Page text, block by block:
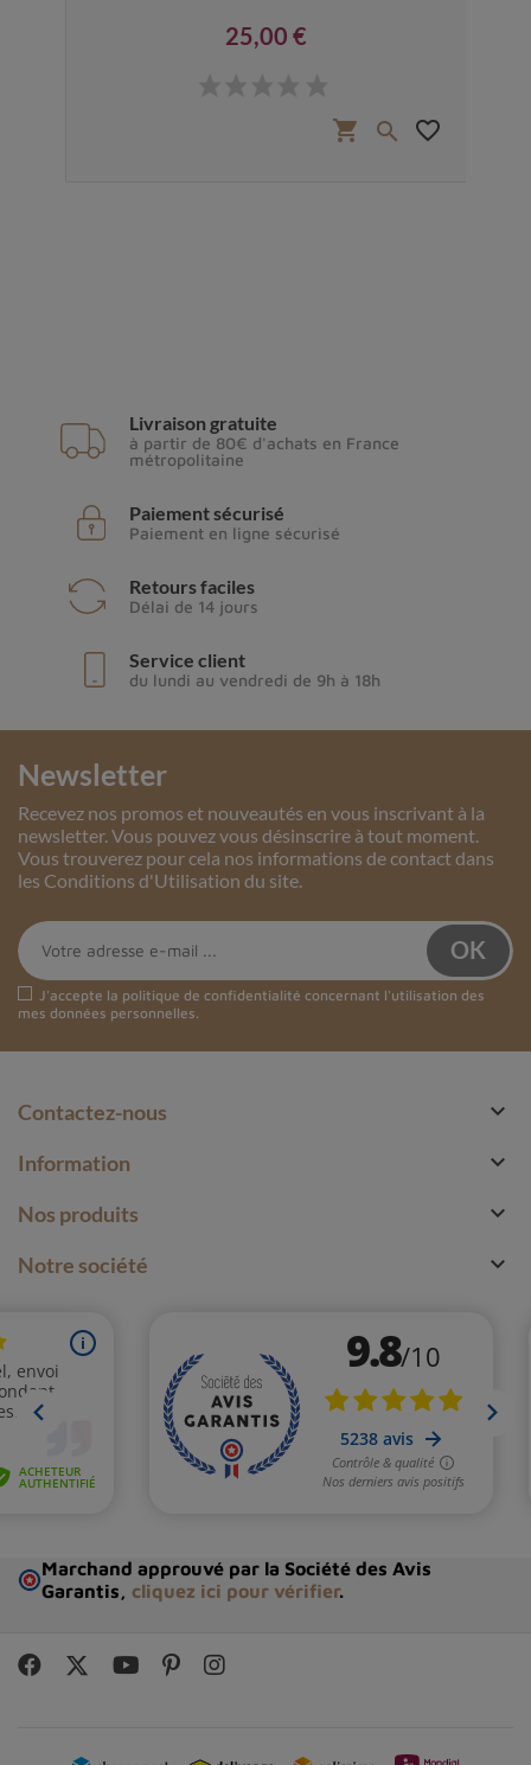
25,00 €
shopping_cart  favorite_border
Livraison gratuite
à partir de 80€ d'achats en France
métropolitaine
Paiement sécurisé
Paiement en ligne sécurisé
Retours faciles
Délai de 14 jours
Service client
du lundi au vendredi de 9h à 18h
Newsletter
Recevez nos promos et nouveautés en vous inscrivant à la
newsletter. Vous pouvez vous désinscrire à tout moment.
Vous trouverez pour cela nos informations de contact dans
les Conditions d'Utilisation du site.
J'accepte la politique de confidentialité concernant l'utilisation des
mes données personnelles.
Contactez-nous 
Information 
Nos produits 
Notre société 
Marchand approuvé par la Société des Avis
Garantis, cliquez ici pour vérifier.